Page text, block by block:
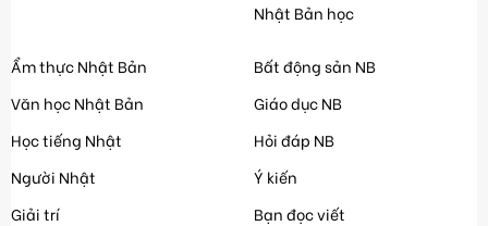
Nhật Bản học
Ẩm thực Nhật Bản
Văn học Nhật Bản
Học tiếng Nhật
Người Nhật
Giải trí
Bất động sản NB
Giáo dục NB
Hỏi đáp NB
Ý kiến
Bạn đọc viết